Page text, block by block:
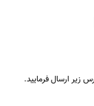
زیر ارسال فرمایید.